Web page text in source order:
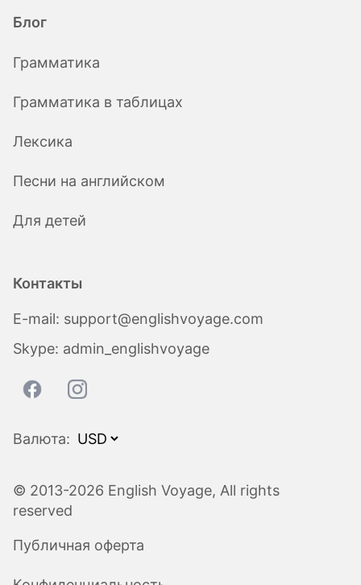
Блог
Грамматика
Грамматика в таблицах
Лексика
Песни на английском
Для детей
Контакты
E-mail: support@englishvoyage.com
Skype: admin_englishvoyage
Валюта:
© 2013-2026 English Voyage, All rights
reserved
Публичная оферта